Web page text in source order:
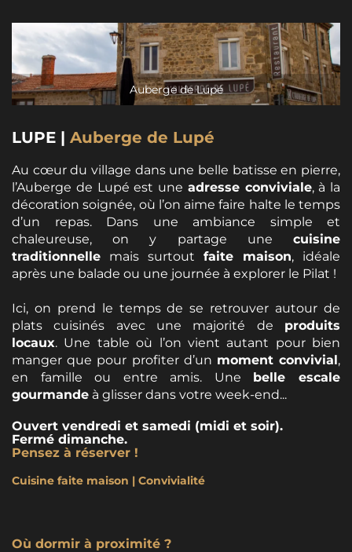
Auberge de Lupé
LUPE | Auberge de Lupé
Au cœur du village dans une belle batisse en pierre,
l’Auberge de Lupé est une adresse conviviale, à la
décoration soignée, où l’on aime faire halte le temps
d’un repas. Dans une ambiance simple et
chaleureuse, on y partage une cuisine
traditionnelle mais surtout faite maison, idéale
après une balade ou une journée à explorer le Pilat !
Ici, on prend le temps de se retrouver autour de
plats cuisinés avec une majorité de produits
locaux. Une table où l’on vient autant pour bien
manger que pour profiter d’un moment convivial,
en famille ou entre amis. Une belle escale
gourmande à glisser dans votre week-end...
Ouvert vendredi et samedi (midi et soir).
Fermé dimanche.
Pensez à réserver !
Cuisine faite maison | Convivialité
Où dormir à proximité ?